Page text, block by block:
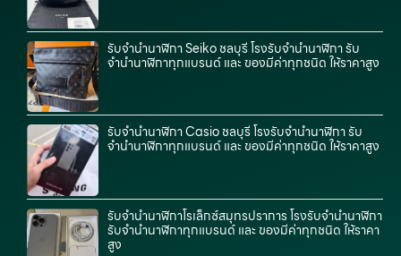
รับจํานํานาฬิกา Seiko ชลบุรี โรงรับจำนำนาฬิกา รับ
จำนำนาฬิกาทุกแบรนด์ และ ของมีค่าทุกชนิด ให้ราคาสูง
รับจํานํานาฬิกา Casio ชลบุรี โรงรับจำนำนาฬิกา รับ
จำนำนาฬิกาทุกแบรนด์ และ ของมีค่าทุกชนิด ให้ราคาสูง
รับจำนำนาฬิกาโรเล็กซ์สมุทรปราการ โรงรับจำนำนาฬิกา
รับจำนำนาฬิกาทุกแบรนด์ และ ของมีค่าทุกชนิด ให้ราคา
สูง